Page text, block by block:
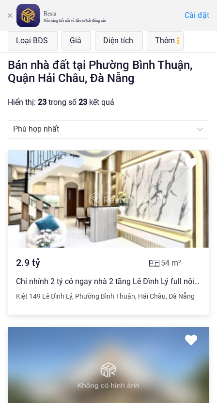
Resta
Nền tảng kết nối và đầu tư bất động sản
Cài đặt
Loại BĐS Giá Diện tích Thêm
Bán nhà đất tại Phường Bình Thuận,
Quận Hải Châu, Đà Nẵng
Hiển thị: 23 trong số23 kết quả
Phù hợp nhất
2.9 tỷ 54 m²
Chỉ nhỉnh 2 tỷ có ngay nhà 2 tầng Lê Đình Lý full nội thất, kiệt rộng thông thoáng
Kiệt 149 Lê Đình Lý, Phường Bình Thuận, Hải Châu, Đà Nẵng